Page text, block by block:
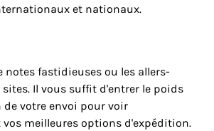
et nationaux.
notes fastidieuses ou les allers-
sites. Il vous suffit d'entrer le poids
votre envoi pour voir
meilleures options d'expédition.